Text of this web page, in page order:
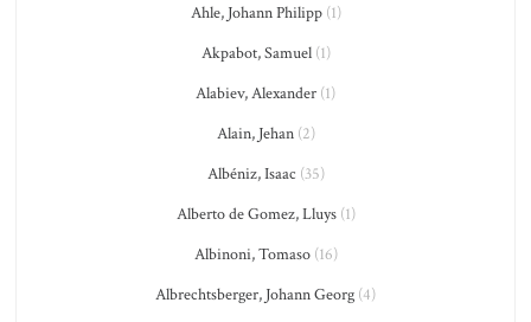
Ahle, Johann Philipp(1)
Akpabot, Samuel(1)
Alabiev, Alexander (1)
Alain, Jehan(2)
Albéniz, Isaac (35)
Alberto de Gomez, Lluys(1)
Albinoni, Tomaso(16)
Albrechtsberger, Johann Georg (4)